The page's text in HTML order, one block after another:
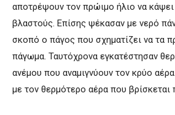
αποτρέψουν τον πρώιμο ήλιο να
βλαστούς. Επίσης ψέκασαν με νερό
σκοπό ο πάγος που σχηματίζει να τα
πάγωμα. Ταυτόχρονα εγκατέστησαν
ανέμου που αναμιγνύουν τον κρύο
με τον θερμότερο αέρα που βρίσκεται